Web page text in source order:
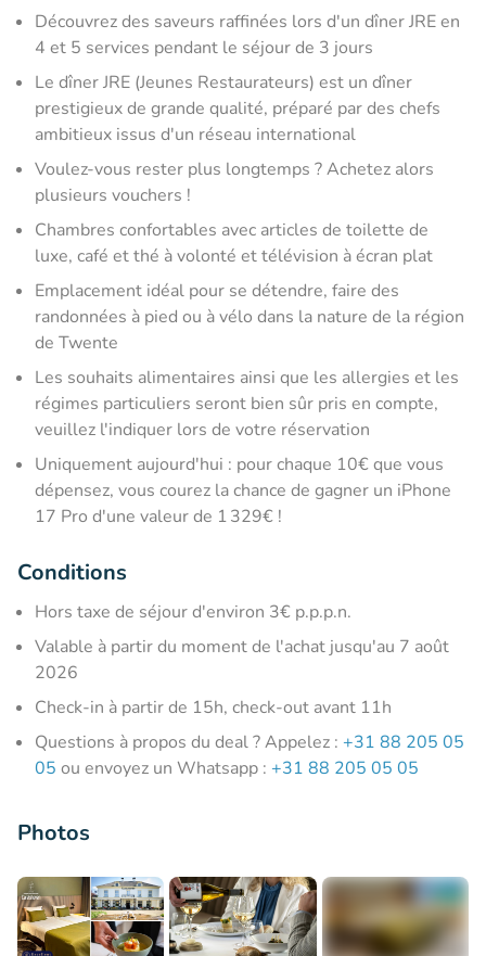
Découvrez des saveurs raffinées lors d'un dîner JRE en
4 et 5 services pendant le séjour de 3 jours
Le dîner JRE (Jeunes Restaurateurs) est un dîner
prestigieux de grande qualité, préparé par des chefs
ambitieux issus d'un réseau international
Voulez-vous rester plus longtemps ? Achetez alors
plusieurs vouchers !
Chambres confortables avec articles de toilette de
luxe, café et thé à volonté et télévision à écran plat
Emplacement idéal pour se détendre, faire des
randonnées à pied ou à vélo dans la nature de la région
de Twente
Les souhaits alimentaires ainsi que les allergies et les
régimes particuliers seront bien sûr pris en compte,
veuillez l'indiquer lors de votre réservation
Uniquement aujourd'hui : pour chaque 10€ que vous
dépensez, vous courez la chance de gagner un iPhone
17 Pro d'une valeur de 1 329€ !
Conditions
Hors taxe de séjour d'environ 3€ p.p.p.n.
Valable à partir du moment de l'achat jusqu'au 7 août
2026
Check-in à partir de 15h, check-out avant 11h
Questions à propos du deal ? Appelez : +31 88 205 05
05 ou envoyez un Whatsapp : +31 88 205 05 05
Photos